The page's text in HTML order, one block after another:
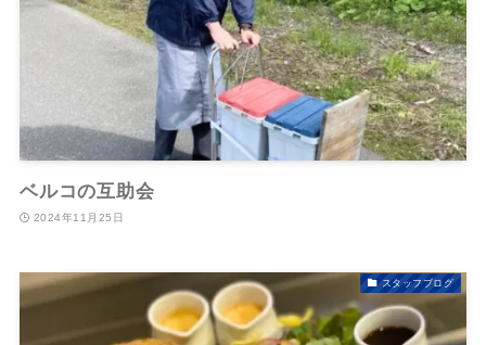
ベルコの互助会
2024年11月25日
スタッフブログ